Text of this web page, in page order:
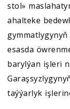
stol»
ahalteke
esasda
barylýan işleri
taýýarlyk